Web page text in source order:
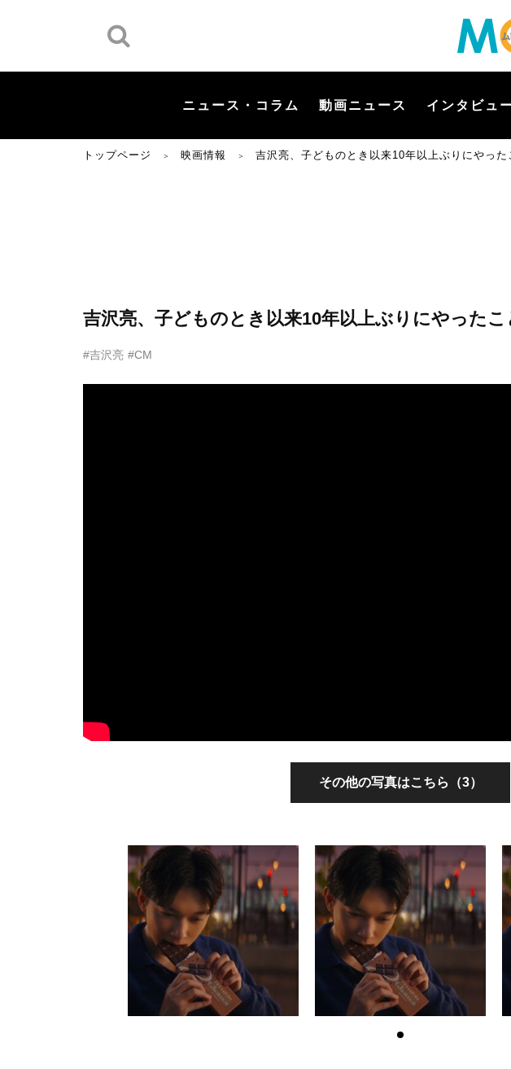
ニュース・コラム 動画ニュース インタビュ
トップページ ＞ 映画情報 ＞ 吉沢亮、子どものとき以来10年以上ぶりにやった
吉沢亮、子どものとき以来10年以上ぶりにやったこ
#吉沢亮 #CM
その他の写真はこちら（3）